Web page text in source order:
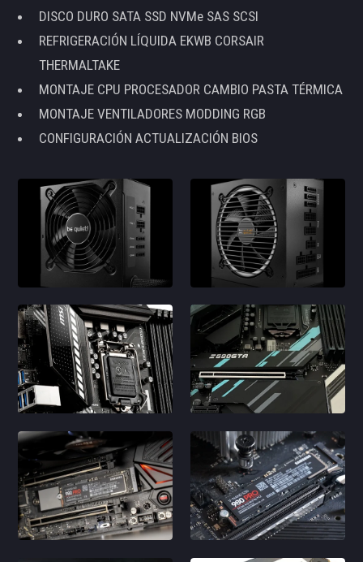
DISCO DURO SATA SSD NVMe SAS SCSI
REFRIGERACIÓN LÍQUIDA EKWB CORSAIR
THERMALTAKE
MONTAJE CPU PROCESADOR CAMBIO PASTA TÉRMICA
MONTAJE VENTILADORES MODDING RGB
CONFIGURACIÓN ACTUALIZACIÓN BIOS